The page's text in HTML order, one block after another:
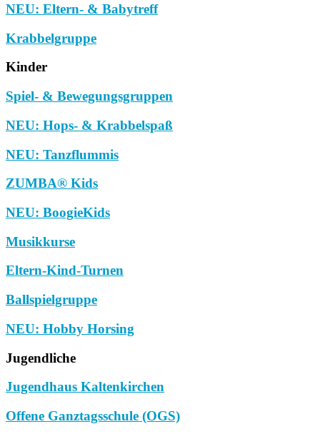
NEU: Eltern- & Babytreff
Krabbelgruppe
Kinder
Spiel- & Bewegungsgruppen
NEU: Hops- & Krabbelspaß
NEU: Tanzflummis
ZUMBA® Kids
NEU: BoogieKids
Musikkurse
Eltern-Kind-Turnen
Ballspielgruppe
NEU: Hobby Horsing
Jugendliche
Jugendhaus Kaltenkirchen
Offene Ganztagsschule (OGS)